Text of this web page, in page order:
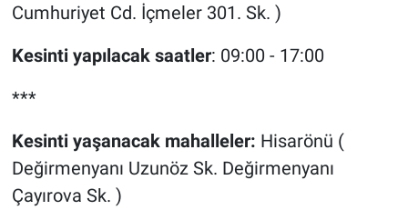
Cumhuriyet Cd. İçmeler 301. Sk. )
Kesinti yapılacak saatler: 09:00 - 17:00
***
Kesinti yaşanacak mahalleler: Hisarönü (
Değirmenyanı Uzunöz Sk. Değirmenyanı
Çayırova Sk. )